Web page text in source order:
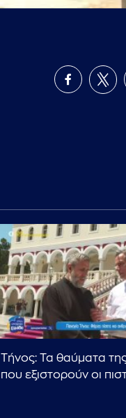
Τήνος: Τα θαύματα
που εξιστορούν οι